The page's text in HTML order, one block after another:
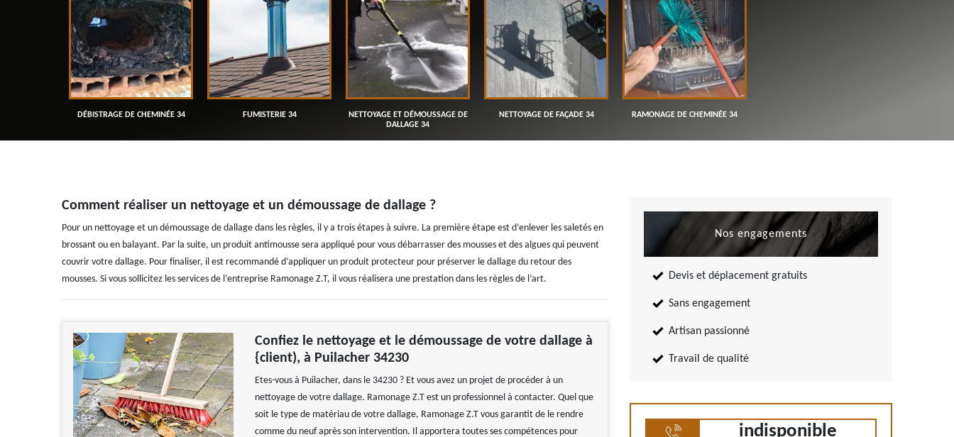
DÉBISTRAGE DE CHEMINÉE 34 FUMISTERIE 34
NETTOYAGE ET DÉMOUSSAGE DE
DALLAGE 34
NETTOYAGE DE FAÇADE 34 RAMONAGE DE CHEMINÉE 34
Comment réaliser un nettoyage et un démoussage de dallage ?
Pour un nettoyage et un démoussage de dallage dans les règles, il y a trois étapes à suivre. La première étape est d’enlever les saletés en
brossant ou en balayant. Par la suite, un produit antimousse sera appliqué pour vous débarrasser des mousses et des algues qui peuvent
couvrir votre dallage. Pour finaliser, il est recommandé d’appliquer un produit protecteur pour préserver le dallage du retour des
mousses. Si vous sollicitez les services de l’entreprise Ramonage Z.T, il vous réalisera une prestation dans les règles de l’art.
Confiez le nettoyage et le démoussage de votre dallage à
{client), à Puilacher 34230
Etes-vous à Puilacher, dans le 34230 ? Et vous avez un projet de procéder à un
nettoyage de votre dallage. Ramonage Z.T est un professionnel à contacter. Quel que
soit le type de matériau de votre dallage, Ramonage Z.T vous garantit de le rendre
comme du neuf après son intervention. Il apportera toutes ses compétences pour
Nos engagements
Devis et déplacement gratuits
Sans engagement
Artisan passionné
Travail de qualité
indisponible